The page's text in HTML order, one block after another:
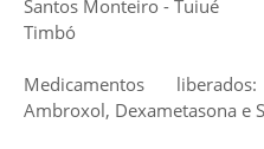
Santos Monteiro - Tuiué
Timbó
Medicamentos
Ambroxol, Dexametasona e